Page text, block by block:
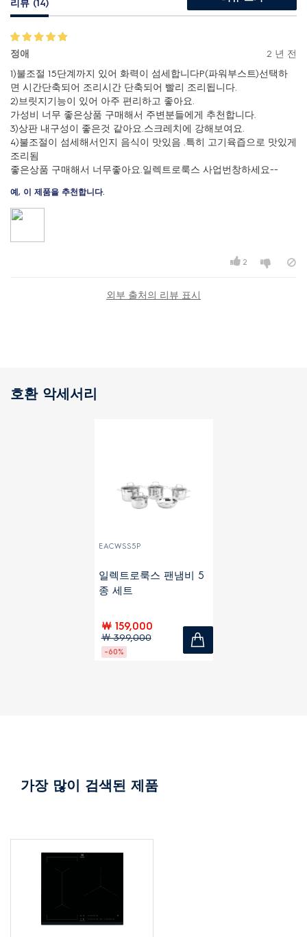
리뷰 (14)
정애
2 년 전
1)불조절 15단계까지 있어 화력이 섬세합니다P(파워부스트)선택하
면 시간단축되어 조리시간 단축되어 빨리 조리됩니다.
2)브릿지기능이 있어 아주 편리하고 좋아요.
가성비 너무 좋은상품 구매해서 주변분들에게 추천합니다.
3)상판 내구성이 좋은것 같아요.스크레치에 강해보여요.
4)불조절이 섬세해서인지 음식이 맛있음 .특히 고기육즙으로 맛있게
조리됨
좋은상품 구매해서 너무좋아요.일렉트로룩스 사업번창하세요~~
예, 이 제품을 추천합니다.
2
외부 출처의 리뷰 표시
호환 악세서리
EACWSS5P
일렉트로룩스 팬냄비 5
종 세트
￦ 159,000
￦ 399,000
-60%
가장 많이 검색된 제품